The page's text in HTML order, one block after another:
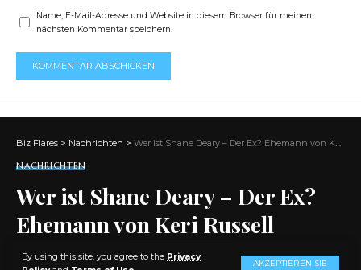
By using this site, you agree to the Privacy
AKZEPTIEREN SIE
Name, E-Mail-Adresse und Website in diesem Browser für meinen
nächsten Kommentar speichern.
Biz Flares > Nachrichten > Wer ist Shane Deary – Der Ex? Ehemann von Keri Russell
NACHRICHTEN
Wer ist Shane Deary – Der Ex?
Ehemann von Keri Russell
AKTIE 9 MIN. LESEN